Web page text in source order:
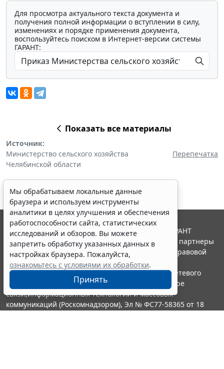
Для просмотра актуального текста документа и
получения полной информации о вступлении в силу,
изменениях и порядке применения документа,
воспользуйтесь поиском в Интернет-версии системы
ГАРАНТ:
Показать все материалы
Источник:
Министерство сельского хозяйства
Челябинской области
Перепечатка
Мы обрабатываем локальные данные
браузера и используем инструменты
аналитики в целях улучшения и обеспечения
работоспособности сайта, статистических
исследований и обзоров. Вы можете
запретить обработку указанных данных в
настройках браузера. Пожалуйста,
ознакомьтесь с условиями их обработки.
Принять
© ООО "НПП "ГАРАНТ-СЕРВИС", 2026. Система ГАРАНТ
выпускается с 1990 года. Компания "Гарант" и ее партнеры
являются участниками Российской ассоциации правовой
информации ГАРАНТ.
Портал ГАРАНТ.РУ зарегистрирован в качестве сетевого
издания Федеральной службой по надзору в сфере
связи,информационных технологий и массовых
коммуникаций (Роскомнадзором), Эл № ФС77-58365 от 18